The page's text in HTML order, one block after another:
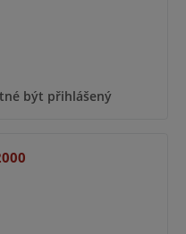
být přihlášený